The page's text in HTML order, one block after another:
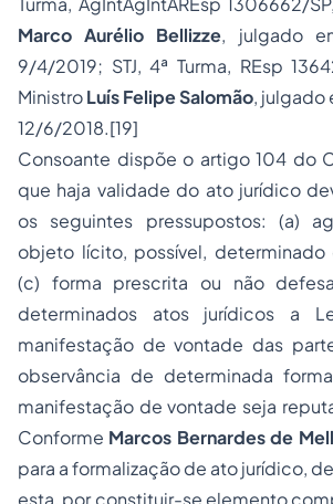
Marco Aurélio Bellizze, julgado
9/4/2019; STJ, 4ª Turma, REsp
MinistroLuís Felipe Salomão, julgado
12/6/2018.[19]
Consoante dispõe o artigo 104 do
que haja validade do ato jurídico
os seguintes pressupostos: (a)
objeto lícito, possível, determinado
(c) forma prescrita ou não
determinados atos jurídicos a
manifestação de vontade das
observância de determinada forma
manifestação de vontade seja
Conforme Marcos Bernardes de
para a formalização de ato jurídico,
esta, por constituir-se elemento